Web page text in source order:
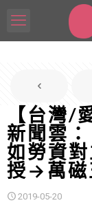
【台灣
新聞雲
如勞資
授→萬磁
2019-05-20